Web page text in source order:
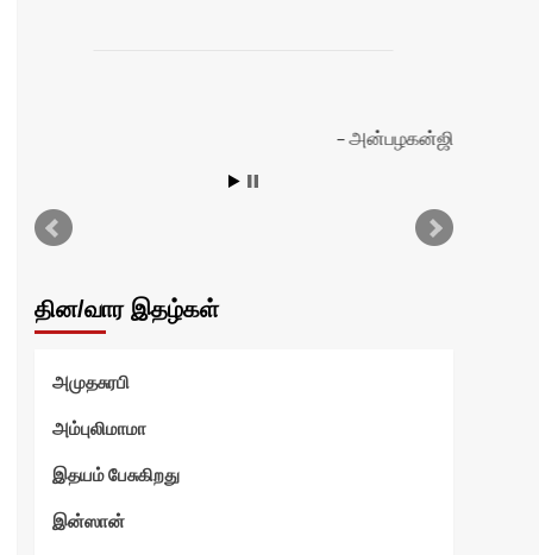
அன்பழகன்ஜி
தின/வார இதழ்கள்
அமுதசுரபி
அம்புலிமாமா
இதயம் பேசுகிறது
இன்ஸான்